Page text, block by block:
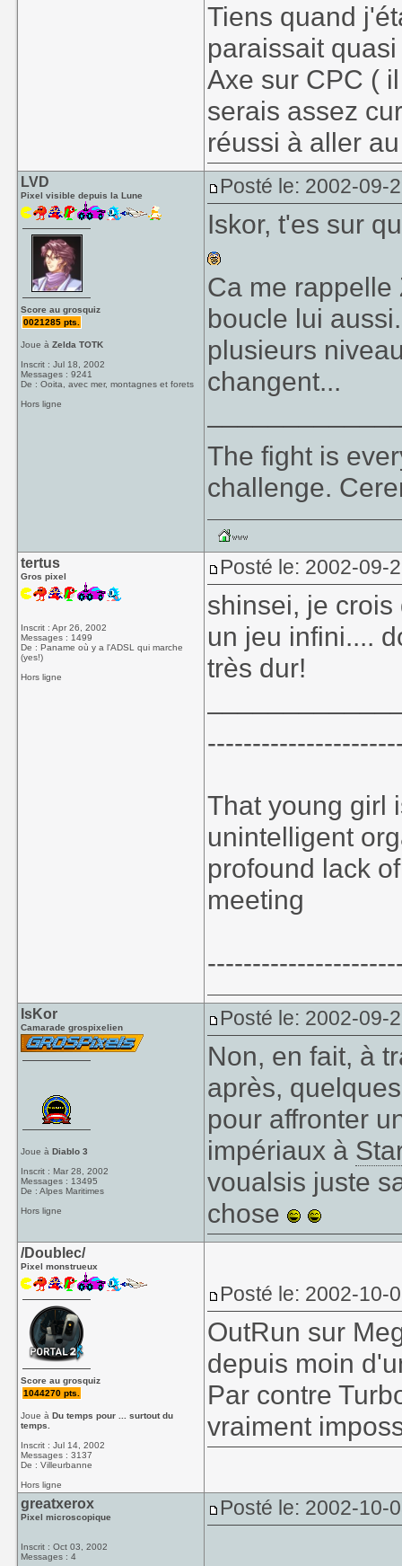
Tiens quand
paraissait
Axe sur CPC (
serais assez
réussi à aller
LVD
Pixel visible depuis la Lune
Score au grosquiz
0021285 pts.
Joue àZelda TOTK
Inscrit : Jul 18, 2002
Messages : 9241
De : Ooita, avec mer, montagnes et forets
Hors ligne
Posté le: 2002-09-
Iskor, t'es sur
Ca me rappelle
boucle lui
plusieurs
changent...
The fight is
challenge.
tertus
Gros pixel
Inscrit : Apr 26, 2002
Messages : 1499
De : Paname où y a l'ADSL qui marche
(yes!)
Hors ligne
Posté le: 2002-09-
shinsei, je
un jeu infini....
très dur!
That young girl
unintelligent
profound lack
meeting
IsKor
Camarade grospixelien
Joue àDiablo 3
Inscrit : Mar 28, 2002
Messages : 13495
De : Alpes Maritimes
Hors ligne
Posté le: 2002-09-
Non, en fait, à
après,
pour affronter
impériaux à
voualsis juste
chose
/Doublec/
Pixel monstrueux
Score au grosquiz
1044270 pts.
Joue àDu temps pour ... surtout du
temps.
Inscrit : Jul 14, 2002
Messages : 3137
De : Villeurbanne
Hors ligne
Posté le: 2002-10-
OutRun sur
depuis moin
Par contre
vraiment
greatxerox
Pixel microscopique
Inscrit : Oct 03, 2002
Messages : 4
Posté le: 2002-10-